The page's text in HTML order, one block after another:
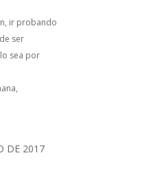
ir probando
ser
sea por
DE 2017